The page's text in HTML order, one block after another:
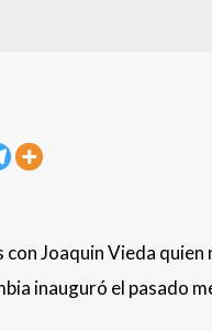
con Joaquin Vieda
inauguró el pasado